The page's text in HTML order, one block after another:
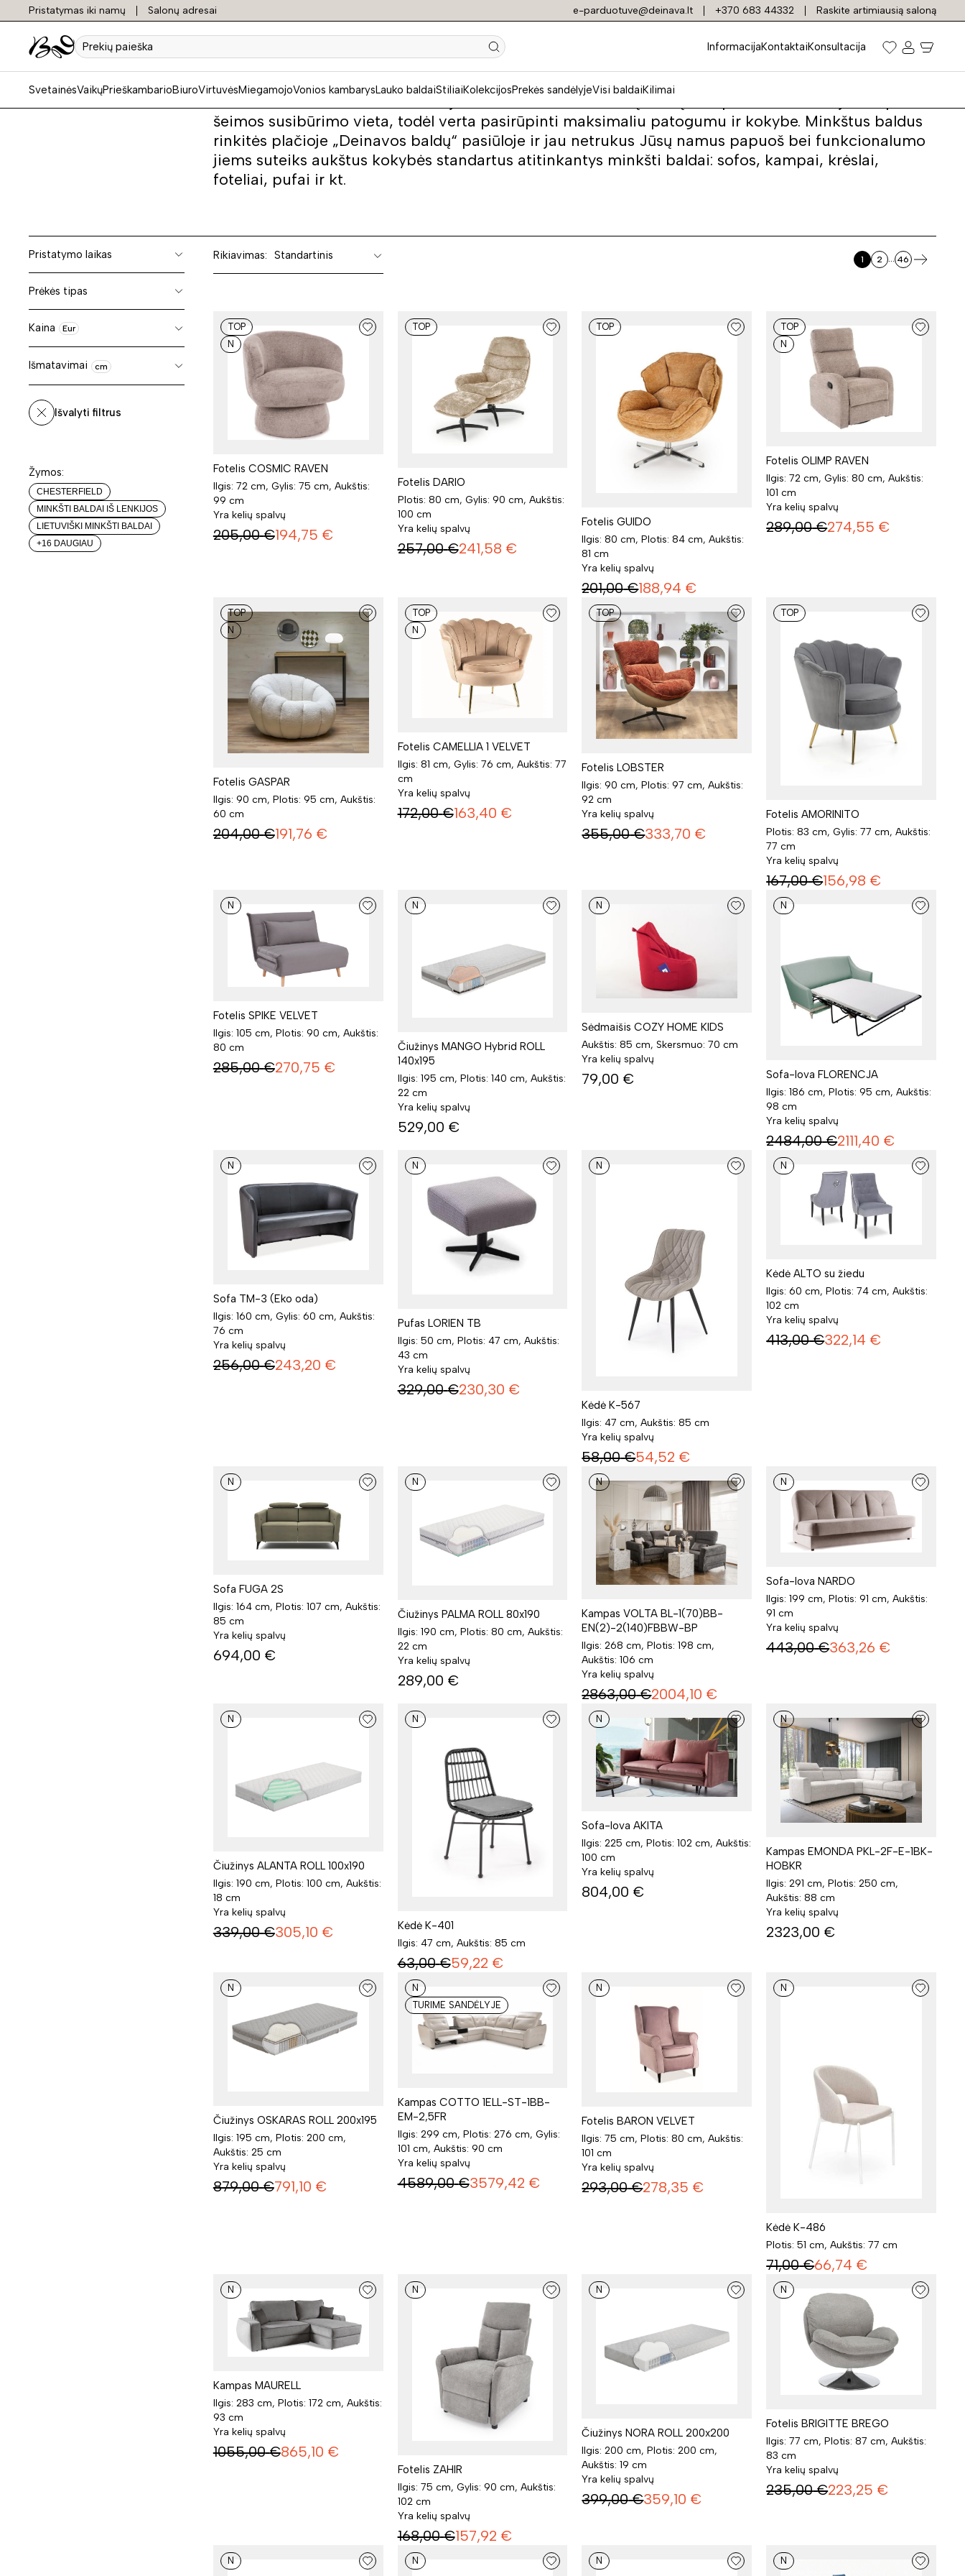
Pristatymas iki namų Salonų adresai e-parduotuve@deinava.lt +370 683 44332 Raskite artimiausią saloną
Prekių
paieška
InformacijaKontaktaiKonsultacija
SvetainėsVaikųPrieškambarioBiuroVirtuvėsMiegamojoVonios kambarysLauko baldaiStiliaiKolekcijosPrekės sandėlyjeVisi baldaiKilimai
Minkšti baldai
Minkšti baldai – tai komfortas ir jaukumas. Dažnai minkštų baldų komplektas svetainėje tampa
šeimos susibūrimo vieta, todėl verta pasirūpinti maksimaliu patogumu ir kokybe. Minkštus baldus
rinkitės plačioje „Deinavos baldų“ pasiūloje ir jau netrukus Jūsų namus papuoš bei funkcionalumo
jiems suteiks aukštus kokybės standartus atitinkantys minkšti baldai: sofos, kampai, krėslai,
foteliai, pufai ir kt.
Pristatymo laikas
Prėkės tipas
Kaina Eur
Išmatavimai cm
Išvalyti filtrus
Žymos:
CHESTERFIELD
MINKŠTI BALDAI IŠ LENKIJOS
LIETUVIŠKI MINKŠTI BALDAI
+16 DAUGIAU
Rikiavimas: Standartinis 1 2 ... 46
TOP
N
Fotelis COSMIC RAVEN
Ilgis: 72 cm, Gylis: 75 cm, Aukštis:
99 cm
Yra kelių spalvų
205,00 €194,75 €
TOP
Fotelis DARIO
Plotis: 80 cm, Gylis: 90 cm, Aukštis:
100 cm
Yra kelių spalvų
257,00 €241,58 €
TOP
Fotelis GUIDO
Ilgis: 80 cm, Plotis: 84 cm, Aukštis:
81 cm
Yra kelių spalvų
201,00 €188,94 €
TOP
N
Fotelis OLIMP RAVEN
Ilgis: 72 cm, Gylis: 80 cm, Aukštis:
101 cm
Yra kelių spalvų
289,00 €274,55 €
TOP
N
Fotelis GASPAR
Ilgis: 90 cm, Plotis: 95 cm, Aukštis:
60 cm
204,00 €191,76 €
TOP
N
Fotelis CAMELLIA 1 VELVET
Ilgis: 81 cm, Gylis: 76 cm, Aukštis: 77
cm
Yra kelių spalvų
172,00 €163,40 €
TOP
Fotelis LOBSTER
Ilgis: 90 cm, Plotis: 97 cm, Aukštis:
92 cm
Yra kelių spalvų
355,00 €333,70 €
TOP
Fotelis AMORINITO
Plotis: 83 cm, Gylis: 77 cm, Aukštis:
77 cm
Yra kelių spalvų
167,00 €156,98 €
N
Fotelis SPIKE VELVET
Ilgis: 105 cm, Plotis: 90 cm, Aukštis:
80 cm
285,00 €270,75 €
N
Čiužinys MANGO Hybrid ROLL
140x195
Ilgis: 195 cm, Plotis: 140 cm, Aukštis:
22 cm
Yra kelių spalvų
529,00 €
N
Sėdmaišis COZY HOME KIDS
Aukštis: 85 cm, Skersmuo: 70 cm
Yra kelių spalvų
79,00 €
N
Sofa-lova FLORENCJA
Ilgis: 186 cm, Plotis: 95 cm, Aukštis:
98 cm
Yra kelių spalvų
2484,00 €2111,40 €
N
Sofa TM-3 (Eko oda)
Ilgis: 160 cm, Gylis: 60 cm, Aukštis:
76 cm
Yra kelių spalvų
256,00 €243,20 €
N
Pufas LORIEN TB
Ilgis: 50 cm, Plotis: 47 cm, Aukštis:
43 cm
Yra kelių spalvų
329,00 €230,30 €
N
Kėdė K-567
Ilgis: 47 cm, Aukštis: 85 cm
Yra kelių spalvų
58,00 €54,52 €
N
Kėdė ALTO su žiedu
Ilgis: 60 cm, Plotis: 74 cm, Aukštis:
102 cm
Yra kelių spalvų
413,00 €322,14 €
N
Sofa FUGA 2S
Ilgis: 164 cm, Plotis: 107 cm, Aukštis:
85 cm
Yra kelių spalvų
694,00 €
N
Čiužinys PALMA ROLL 80x190
Ilgis: 190 cm, Plotis: 80 cm, Aukštis:
22 cm
Yra kelių spalvų
289,00 €
N
Kampas VOLTA BL-1(70)BB-
EN(2)-2(140)FBBW-BP
Ilgis: 268 cm, Plotis: 198 cm,
Aukštis: 106 cm
Yra kelių spalvų
2863,00 €2004,10 €
N
Sofa-lova NARDO
Ilgis: 199 cm, Plotis: 91 cm, Aukštis:
91 cm
Yra kelių spalvų
443,00 €363,26 €
N
Čiužinys ALANTA ROLL 100x190
Ilgis: 190 cm, Plotis: 100 cm, Aukštis:
18 cm
Yra kelių spalvų
339,00 €305,10 €
N
Kėdė K-401
Ilgis: 47 cm, Aukštis: 85 cm
63,00 €59,22 €
N
Sofa-lova AKITA
Ilgis: 225 cm, Plotis: 102 cm, Aukštis:
100 cm
Yra kelių spalvų
804,00 €
N
Kampas EMONDA PKL-2F-E-1BK-
HOBKR
Ilgis: 291 cm, Plotis: 250 cm,
Aukštis: 88 cm
Yra kelių spalvų
2323,00 €
N
Čiužinys OSKARAS ROLL 200x195
Ilgis: 195 cm, Plotis: 200 cm,
Aukštis: 25 cm
Yra kelių spalvų
879,00 €791,10 €
N
TURIME SANDĖLYJE
Kampas COTTO 1ELL-ST-1BB-
EM-2,5FR
Ilgis: 299 cm, Plotis: 276 cm, Gylis:
101 cm, Aukštis: 90 cm
Yra kelių spalvų
4589,00 €3579,42 €
N
Fotelis BARON VELVET
Ilgis: 75 cm, Plotis: 80 cm, Aukštis:
101 cm
Yra kelių spalvų
293,00 €278,35 €
N
Kėdė K-486
Plotis: 51 cm, Aukštis: 77 cm
71,00 €66,74 €
N
Kampas MAURELL
Ilgis: 283 cm, Plotis: 172 cm, Aukštis:
93 cm
Yra kelių spalvų
1055,00 €865,10 €
N
Fotelis ZAHIR
Ilgis: 75 cm, Gylis: 90 cm, Aukštis:
102 cm
Yra kelių spalvų
168,00 €157,92 €
N
Čiužinys NORA ROLL 200x200
Ilgis: 200 cm, Plotis: 200 cm,
Aukštis: 19 cm
Yra kelių spalvų
399,00 €359,10 €
N
Fotelis BRIGITTE BREGO
Ilgis: 77 cm, Plotis: 87 cm, Aukštis:
83 cm
Yra kelių spalvų
235,00 €223,25 €
N N N N